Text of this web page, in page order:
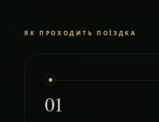
ЯК ПРОХОДИТЬ ПОЇЗДКА
01